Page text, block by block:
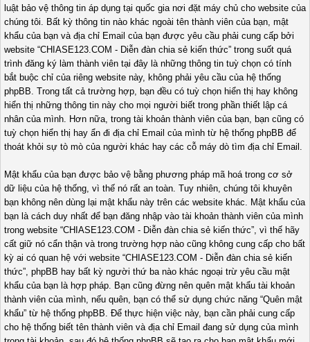
luật bảo vệ thông tin áp dụng tại quốc gia nơi đặt máy chủ cho website của
chúng tôi. Bất kỳ thông tin nào khác ngoài tên thành viên của bạn, mật
khẩu của bạn và địa chỉ Email của bạn được yêu cầu phải cung cấp bởi
website “CHIASE123.COM - Diễn đàn chia sẻ kiến thức” trong suốt quá
trình đăng ký làm thành viên tại đây là những thông tin tuỳ chọn có tính
bắt buộc chỉ của riêng website này, không phải yêu cầu của hệ thống
phpBB. Trong tất cả trường hợp, bạn đều có tuỳ chọn hiển thị hay không
hiển thị những thông tin này cho mọi người biết trong phần thiết lập cá
nhân của mình. Hơn nữa, trong tài khoản thành viên của bạn, bạn cũng có
tuỳ chọn hiển thị hay ẩn đi địa chỉ Email của mình từ hệ thống phpBB để
thoát khỏi sự tò mò của người khác hay các cỗ máy dò tìm địa chỉ Email.
Mật khẩu của bạn được bảo vệ bằng phương pháp mã hoá trong cơ sở
dữ liệu của hệ thống, vì thế nó rất an toàn. Tuy nhiên, chúng tôi khuyên
bạn không nên dùng lại mật khẩu này trên các website khác. Mật khẩu của
bạn là cách duy nhất để bạn đăng nhập vào tài khoản thành viên của mình
trong website “CHIASE123.COM - Diễn đàn chia sẻ kiến thức”, vì thế hãy
cất giữ nó cẩn thận và trong trường hợp nào cũng không cung cấp cho bất
kỳ ai có quan hệ với website “CHIASE123.COM - Diễn đàn chia sẻ kiến
thức”, phpBB hay bất kỳ người thứ ba nào khác ngoại trừ yêu cầu mật
khẩu của bạn là hợp pháp. Bạn cũng đừng nên quên mật khẩu tài khoản
thành viên của mình, nếu quên, bạn có thể sử dụng chức năng “Quên mật
khẩu” từ hệ thống phpBB. Để thực hiện việc này, bạn cần phải cung cấp
cho hệ thống biết tên thành viên và địa chỉ Email đang sử dụng của mình